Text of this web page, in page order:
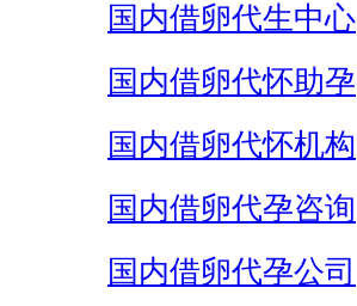
国内借卵代生中心
国内借卵代怀助孕
国内借卵代怀机构
国内借卵代孕咨询
国内借卵代孕公司